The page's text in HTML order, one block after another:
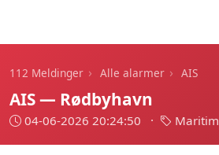
112 Meldinger › Alle alarmer › AIS
AIS — Rødbyhavn
04-06-2026 20:24:50 · Maritim